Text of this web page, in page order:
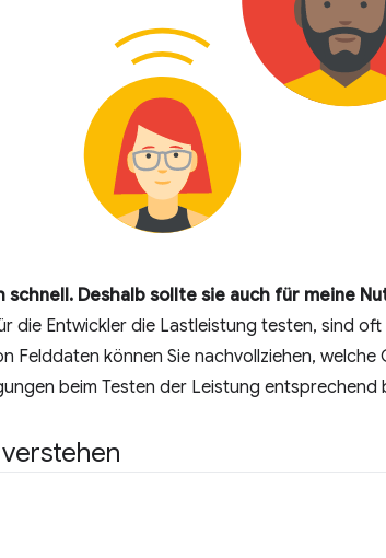
Deshalb sollte sie auch für meine
die Entwickler die Lastleistung testen, sind
Felddaten können Sie nachvollziehen,
beim Testen der Leistung entsprechend